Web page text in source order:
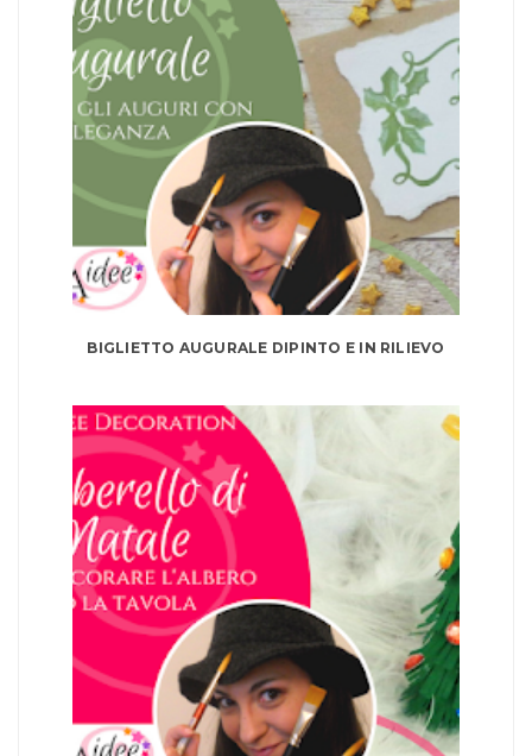
BIGLIETTO AUGURALE DIPINTO E IN RILIEVO